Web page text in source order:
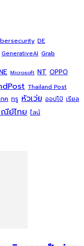
DE
GenerativeAI Grab
Microsoft NT OPPO
Thailand Post
ค ทรู หัวเว่ย ออปโป้ เรียล
ณีย์ไทย ไลน์